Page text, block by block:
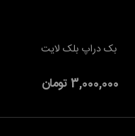
به سبد خرید
بک دراپ بلک لایت
3,000,000 تومان